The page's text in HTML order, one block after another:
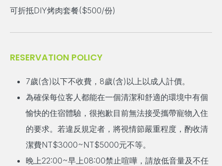
可折抵DIY烤肉套餐($500/份)
RESERVATION POLICY
7歲(含)以下不收費，8歲(含)以上以成人計價。
為確保每位客人都能在一個清潔和舒適的環境中有個
愉快的住宿體驗，很抱歉目前無法接受攜帶寵物入住
的要求。若違反規定者，將視情節嚴重程度，酌收清
潔費NT$3000~NT$5000元不等。
晚上22:00~早上08:00禁止喧嘩，請放低音量及不任